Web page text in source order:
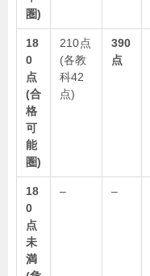
圏)
18
0
点
(合
格
可
能
圏)
210点
(各教
科42
点)
390
点
18
0
点
未
満
– –